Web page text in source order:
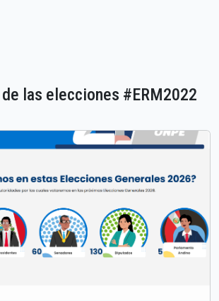
las elecciones #ERM2022